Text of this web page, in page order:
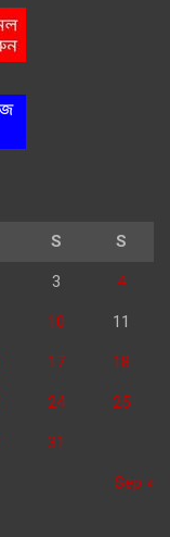
S S
3 4
10 11
17 18
24 25
31
Sep »